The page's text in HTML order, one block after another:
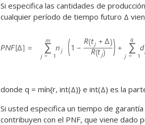
Si especifica las cantidades de
cualquier período de tiempo futuro Δ
donde q = mín{r, int(Δ)} e int(Δ) es la
Si usted especifica un tiempo de
contribuyen con el PNF, que viene dado